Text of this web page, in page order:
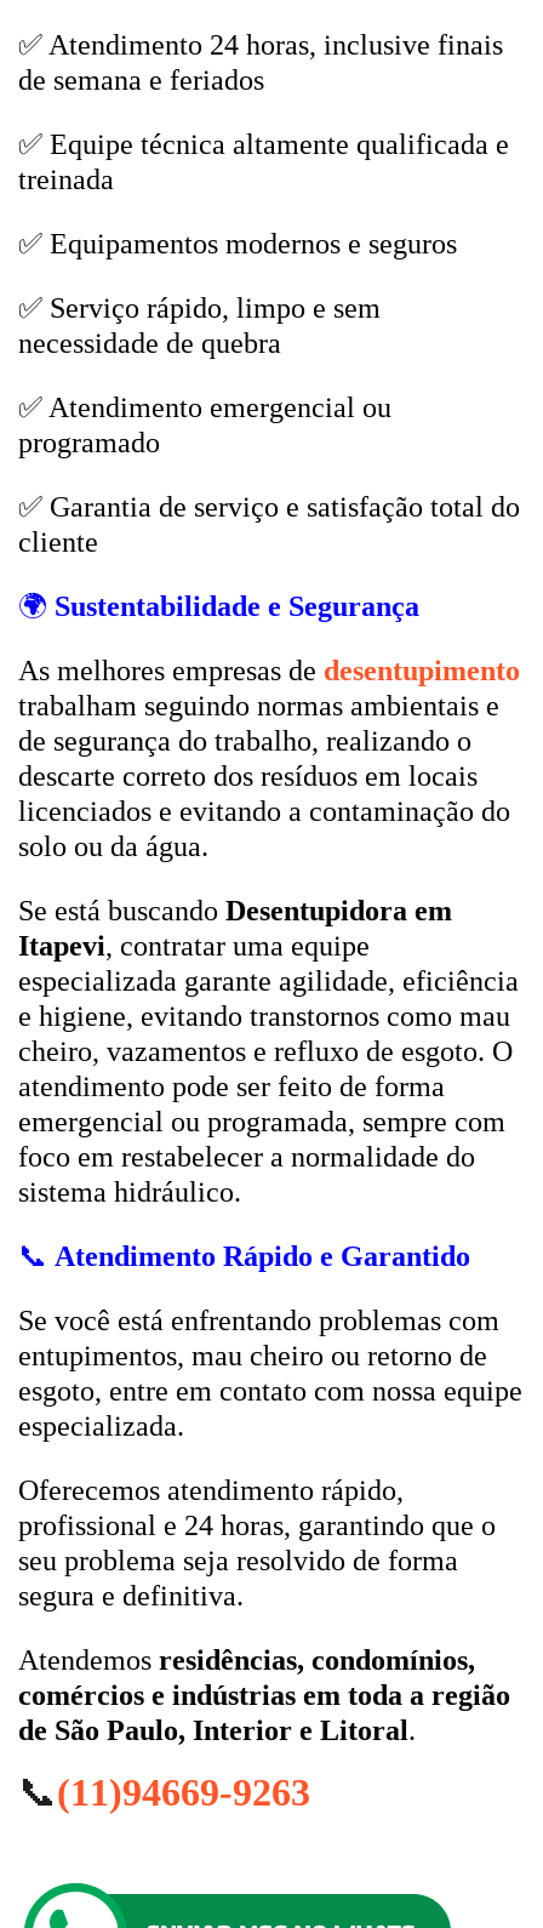
✅ Atendimento 24 horas, inclusive finais
de semana e feriados
✅ Equipe técnica altamente qualificada e
treinada
✅ Equipamentos modernos e seguros
✅ Serviço rápido, limpo e sem
necessidade de quebra
✅ Atendimento emergencial ou
programado
✅ Garantia de serviço e satisfação total do
cliente
🌍 Sustentabilidade e Segurança
As melhores empresas de desentupimento
trabalham seguindo normas ambientais e
de segurança do trabalho, realizando o
descarte correto dos resíduos em locais
licenciados e evitando a contaminação do
solo ou da água.
Se está buscando Desentupidora em
Itapevi, contratar uma equipe
especializada garante agilidade, eficiência
e higiene, evitando transtornos como mau
cheiro, vazamentos e refluxo de esgoto. O
atendimento pode ser feito de forma
emergencial ou programada, sempre com
foco em restabelecer a normalidade do
sistema hidráulico.
📞 Atendimento Rápido e Garantido
Se você está enfrentando problemas com
entupimentos, mau cheiro ou retorno de
esgoto, entre em contato com nossa equipe
especializada.
Oferecemos atendimento rápido,
profissional e 24 horas, garantindo que o
seu problema seja resolvido de forma
segura e definitiva.
Atendemos residências, condomínios,
comércios e indústrias em toda a região
de São Paulo, Interior e Litoral.
📞(11)94669-9263